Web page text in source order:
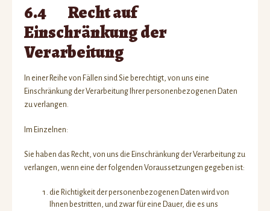
6.4 Recht auf
Einschränkung der
Verarbeitung
In einer Reihe von Fällen sind Sie berechtigt, von uns eine
Einschränkung der Verarbeitung Ihrer personenbezogenen Daten
zu verlangen.
Im Einzelnen:
Sie haben das Recht, von uns die Einschränkung der Verarbeitung zu
verlangen, wenn eine der folgenden Voraussetzungen gegeben ist:
die Richtigkeit der personenbezogenen Daten wird von
Ihnen bestritten, und zwar für eine Dauer, die es uns